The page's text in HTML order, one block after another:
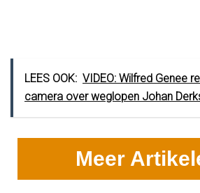
LEES OOK: VIDEO: Wilfred Genee
camera over weglopen Johan
Meer